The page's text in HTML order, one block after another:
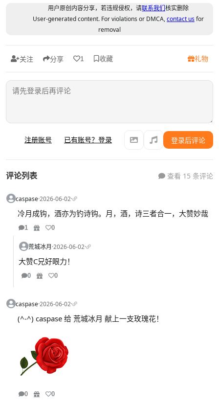
用户原创内容分享，若违规侵权，请联系我们核实删除
User-generated content. For violations or DMCA,contact usfor
removal
关注 分享 1 收藏 礼物
注册账号 已有账号？登录 登录后评论
评论列表 查看 15 条评论
caspase·2026-06-02·
冷月成钩，酒亦为钓诗钩。月，酒，诗三者合一，大赞妙哉
1 0
荒城冰月·2026-06-02·
大赞C兄好眼力！
0 0
caspase·2026-06-02·
(^-^) caspase 给 荒城冰月 献上一支玫瑰花！
0 0